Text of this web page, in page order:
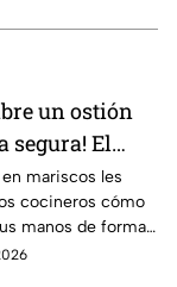
un ostión
segura! El
Chef Alberto
no
el intento
mariscos les
cocineros cómo
manos de forma
de